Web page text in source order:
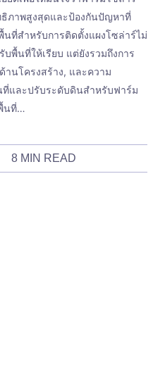
ธิภาพสูงสุดและป้องกันปัญหาที่
นที่สำหรับการติดตั้งแผงโซล่าร์ไม่
พื้นที่ให้เรียบ แต่ยังรวมถึงการ
นโครงสร้าง, และความ
และปรับระดับดินสำหรับฟาร์ม
นที่…
8 MIN READ